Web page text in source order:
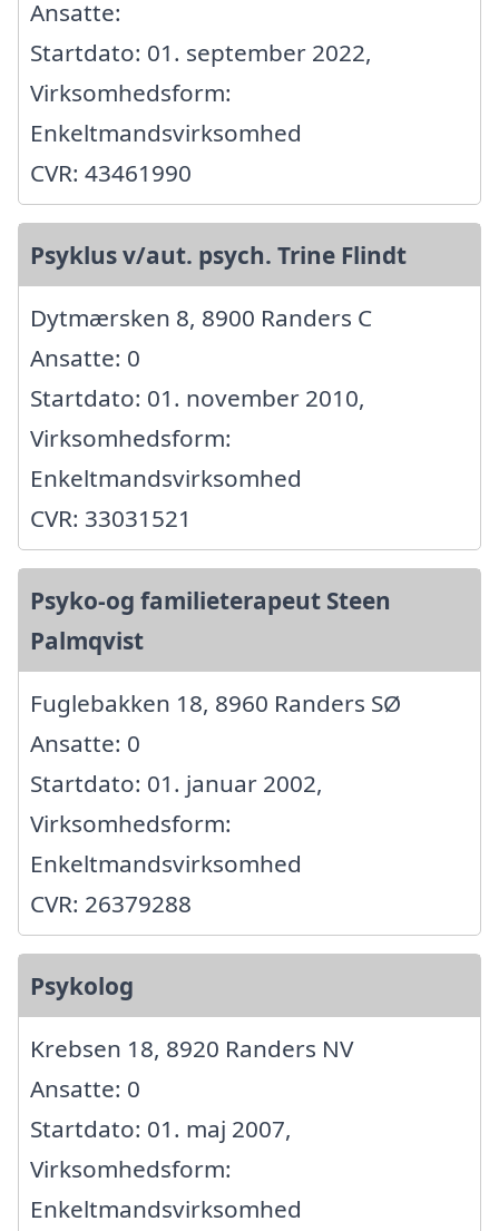
Ansatte:
Startdato: 01. september 2022,
Virksomhedsform:
Enkeltmandsvirksomhed
CVR: 43461990
Psyklus v/aut. psych. Trine Flindt
Dytmærsken 8, 8900 Randers C
Ansatte: 0
Startdato: 01. november 2010,
Virksomhedsform:
Enkeltmandsvirksomhed
CVR: 33031521
Psyko-og familieterapeut Steen
Palmqvist
Fuglebakken 18, 8960 Randers SØ
Ansatte: 0
Startdato: 01. januar 2002,
Virksomhedsform:
Enkeltmandsvirksomhed
CVR: 26379288
Psykolog
Krebsen 18, 8920 Randers NV
Ansatte: 0
Startdato: 01. maj 2007,
Virksomhedsform:
Enkeltmandsvirksomhed